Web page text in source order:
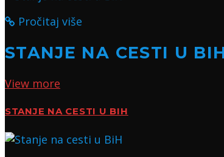
Pročitaj više
STANJE NA CESTI U
View more
STANJE NA CESTI U BIH